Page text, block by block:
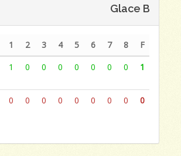
Glace B
1 2 3 4 5 6 7 8
F
1 0 0 0 0 0 0 0 1
0 0 0 0 0 0 0 0 0